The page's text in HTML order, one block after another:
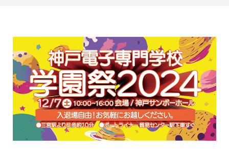
+プラスラボ
1日最大2つの学科説明＆体験授業
オープン
キャンパス